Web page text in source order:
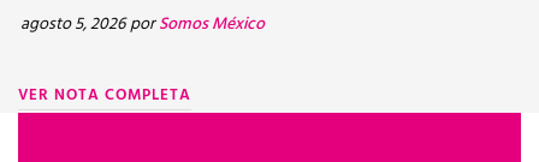
agosto 5, 2026porSomos México
VER NOTA COMPLETA